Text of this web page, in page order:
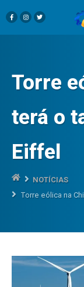
Torre
terá o
Eiffel
NOTÍCIAS
Torre eólica na